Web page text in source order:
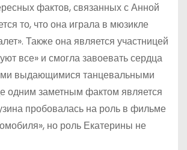
фактов, связанных с Анной
то, что она играла в мюзикле
Также она является участницей
все» и смогла завоевать сердца
выдающимися танцевальными
одним заметным фактом является
пробовалась на роль в фильме
но роль Екатерины не